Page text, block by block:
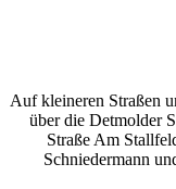
Auf kleineren Straßen
über die Detmolder
Straße Am
Schniedermann